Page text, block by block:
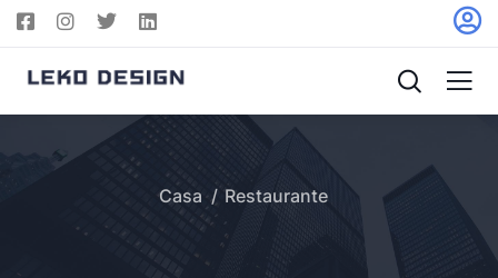
Casa Restaurante